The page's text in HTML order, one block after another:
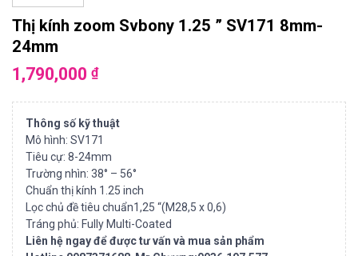
Thị kính zoom Svbony 1.25 ” SV171 8mm-
24mm
1,790,000 ₫
Thông số kỹ thuật
Mô hình: SV171
Tiêu cự: 8-24mm
Trường nhìn: 38° – 56°
Chuẩn thị kính 1.25 inch
Lọc chủ đề tiêu chuẩn1,25 “(M28,5 x 0,6)
Tráng phủ: Fully Multi-Coated
Liên hệ ngay để được tư vấn và mua sản phẩm